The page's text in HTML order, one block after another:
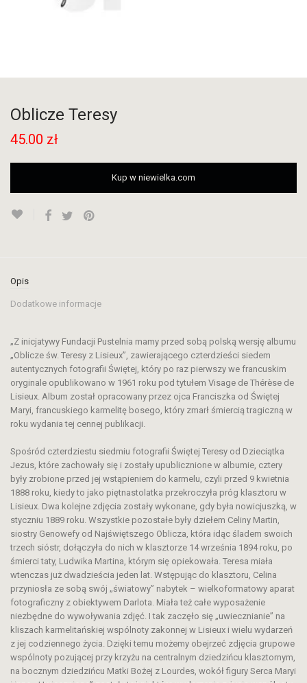
Oblicze Teresy
45.00 zł
Kup w niewielka.com
Opis
Dodatkowe informacje
„Z inicjatywy Fundacji Pustelnia mamy przed sobą polską wersję albumu
„Oblicze św. Teresy z Lisieux”, zawierającego czterdzieści siedem
autentycznych fotografii Świętej, który po raz pierwszy we francuskim
oryginale opublikowano w 1961 roku pod tytułem Visage de Thérèse de
Lisieux. Album został opracowany przez ojca Franciszka od Świętej
Maryi, francuskiego karmelitę bosego, który zmarł śmiercią tragiczną w
roku wydania tej cennej publikacji.
Spośród czterdziestu siedmiu fotografii Świętej Teresy od Dzieciątka
Jezus, które zachowały się i zostały upublicznione w albumie, cztery
były zrobione przed jej wstąpieniem do karmelu, czyli przed 9 kwietnia
1888 roku, kiedy to jako piętnastolatka przekroczyła próg klasztoru w
Lisieux. Dwa kolejne zdjęcia zostały wykonane, gdy była nowicjuszką, w
styczniu 1889 roku. Wszystkie pozostałe były dziełem Celiny Martin,
siostry Genowefy od Najświętszego Oblicza, która idąc śladem swoich
trzech sióstr, dołączyła do nich w klasztorze 14 września 1894 roku, po
śmierci taty, Ludwika Martina, którym się opiekowała. Teresa miała
wtenczas już dwadzieścia jeden lat. Wstępując do klasztoru, Celina
przyniosła ze sobą swój „światowy” nabytek – wielkoformatowy aparat
fotograficzny z obiektywem Darlota. Miała też całe wyposażenie
niezbędne do wywoływania zdjęć. I tak zaczęło się „uwiecznianie” na
kliszach karmelitańskiej wspólnoty zakonnej w Lisieux i wielu wydarzeń
z jej codziennego życia. Dzięki temu możemy obejrzeć zdjęcia grupowe
wspólnoty pozującej przy krzyżu na centralnym dziedzińcu klasztornym,
na bocznym dziedzińcu Matki Bożej z Lourdes, wokół figury Serca Maryi